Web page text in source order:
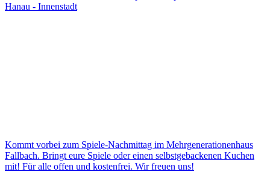
Hanau - Innenstadt
Kommt vorbei zum Spiele-Nachmittag im Mehrgenerationenhaus
Fallbach. Bringt eure Spiele oder einen selbstgebackenen Kuchen
mit! Für alle offen und kostenfrei. Wir freuen uns!